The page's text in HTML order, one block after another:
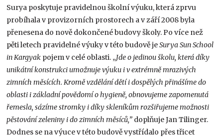
Surya poskytuje pravidelnou školní výuku, která zprvu
probíhala v provizorních prostorech a v září 2008 byla
přenesena do nově dokončené budovy školy. Po více než
pěti letech pravidelné výuky v této budově jeSurya Sun School
in Kargyak pojem v celé oblasti. „Jde o jedinou školu, která díky
unikátní konstrukci umožnuje výuku i v extrémně mrazivých
zimních měsících. Kromě vzdělání dětí i dospělých přinášíme do
oblasti i základní povědomí o hygieně, obnovujeme zapomenutá
řemesla, sázíme stromky i díky skleníkům rozšiřujeme možnosti
pěstování zeleniny i do zimních měsíců,” doplňuje Jan Tilinger.
Dodnes se na výuce v této budově vystřídalo přes třicet